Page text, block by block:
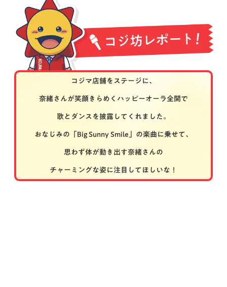
コジマ店舗をステージに、
奈緒さんが笑顔きらめくハッピーオーラ全開で
歌とダンスを披露してくれました。
おなじみの「Big Sunny Smile」の楽曲に乗せて、
思わず体が動き出す奈緒さんの
チャーミングな姿に注目してほしいな！